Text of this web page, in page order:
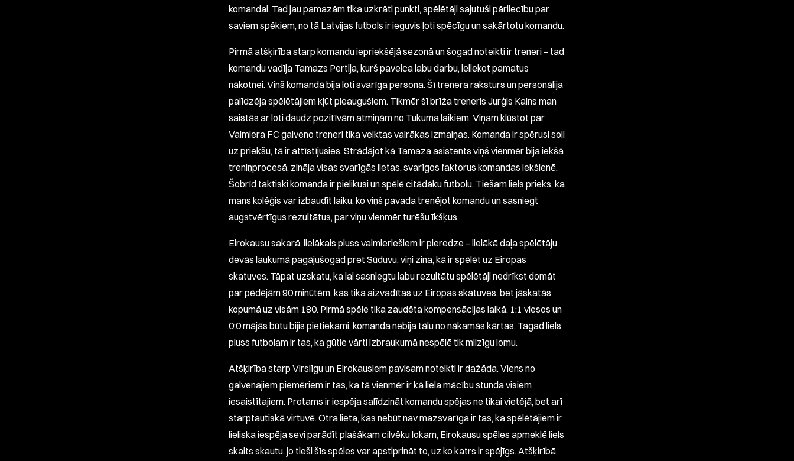
komandai. Tad jau pamazām tika uzkrāti punkti, spēlētāji sajutuši pārliecību par
saviem spēkiem, no tā Latvijas futbols ir ieguvis ļoti spēcīgu un sakārtotu komandu.
Pirmā atšķirība starp komandu iepriekšējā sezonā un šogad noteikti ir treneri – tad
komandu vadīja Tamazs Pertija, kurš paveica labu darbu, ieliekot pamatus
nākotnei. Viņš komandā bija ļoti svarīga persona. Šī trenera raksturs un personālija
palīdzēja spēlētājiem kļūt pieaugušiem. Tikmēr šī brīža treneris Jurģis Kalns man
saistās ar ļoti daudz pozitīvām atmiņām no Tukuma laikiem. Viņam kļūstot par
Valmiera FC galveno treneri tika veiktas vairākas izmaiņas. Komanda ir spērusi soli
uz priekšu, tā ir attīstījusies. Strādājot kā Tamaza asistents viņš vienmēr bija iekšā
treniņprocesā, zināja visas svarīgās lietas, svarīgos faktorus komandas iekšienē.
Šobrīd taktiski komanda ir pielikusi un spēlē citādāku futbolu. Tiešam liels prieks, ka
mans kolēģis var izbaudīt laiku, ko viņš pavada trenējot komandu un sasniegt
augstvērtīgus rezultātus, par viņu vienmēr turēšu īkšķus.
Eirokausu sakarā, lielākais pluss valmieriešiem ir pieredze – lielākā daļa spēlētāju
devās laukumā pagājušogad pret Sūduvu, viņi zina, kā ir spēlēt uz Eiropas
skatuves. Tāpat uzskatu, ka lai sasniegtu labu rezultātu spēlētāji nedrīkst domāt
par pēdējām 90 minūtēm, kas tika aizvadītas uz Eiropas skatuves, bet jāskatās
kopumā uz visām 180. Pirmā spēle tika zaudēta kompensācijas laikā. 1:1 viesos un
0:0 mājās būtu bijis pietiekami, komanda nebija tālu no nākamās kārtas. Tagad liels
pluss futbolam ir tas, ka gūtie vārti izbraukumā nespēlē tik milzīgu lomu.
Atšķirība starp Virslīgu un Eirokausiem pavisam noteikti ir dažāda. Viens no
galvenajiem piemēriem ir tas, ka tā vienmēr ir kā liela mācību stunda visiem
iesaistītajiem. Protams ir iespēja salīdzināt komandu spējas ne tikai vietējā, bet arī
starptautiskā virtuvē. Otra lieta, kas nebūt nav mazsvarīga ir tas, ka spēlētājiem ir
lieliska iespēja sevi parādīt plašākam cilvēku lokam, Eirokausu spēles apmeklē liels
skaits skautu, jo tieši šīs spēles var apstiprināt to, uz ko katrs ir spējīgs. Atšķirībā